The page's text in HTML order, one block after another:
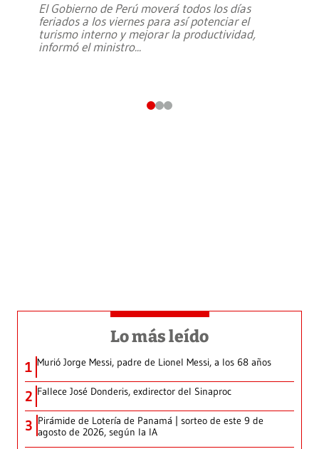
El Gobierno de Perú moverá todos los días
feriados a los viernes para así potenciar el
turismo interno y mejorar la productividad,
informó el ministro...
Lo más leído
1 Murió Jorge Messi, padre de Lionel Messi, a los 68 años
2 Fallece José Donderis, exdirector del Sinaproc
3 Pirámide de Lotería de Panamá | sorteo de este 9 de
agosto de 2026, según la IA